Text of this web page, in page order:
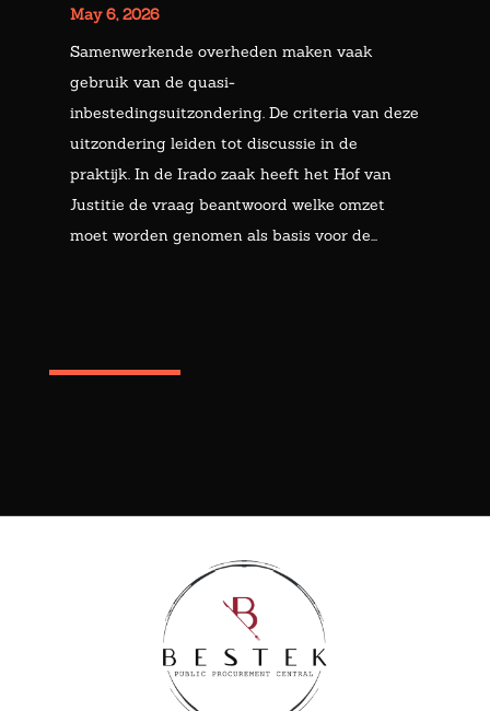
May 6, 2026
Samenwerkende overheden maken vaak
gebruik van de quasi-
inbestedingsuitzondering. De criteria van deze
uitzondering leiden tot discussie in de
praktijk. In de Irado zaak heeft het Hof van
Justitie de vraag beantwoord welke omzet
moet worden genomen als basis voor de...